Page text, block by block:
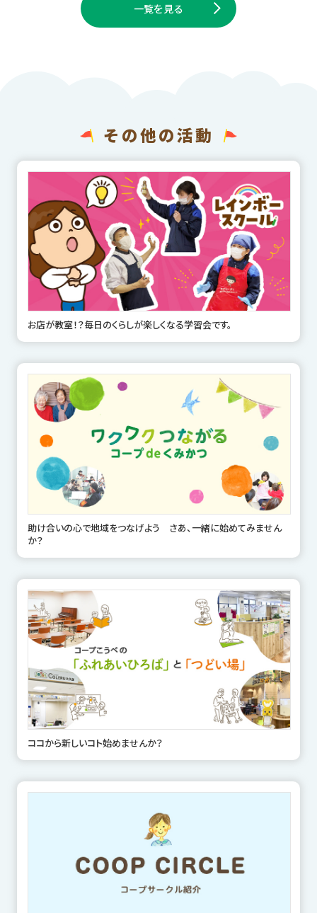
一覧を見る
その他の活動
お店が教室！？毎日のくらしが楽しくなる学習会です。
助け合いの心で地域をつなげよう さあ、一緒に始めてみません
か？
ココから新しいコト始めませんか？